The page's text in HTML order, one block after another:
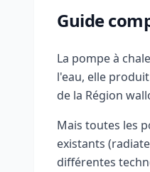
Guide
La pompe à
l'eau, elle
de la Région
Mais toutes les
existants
différentes